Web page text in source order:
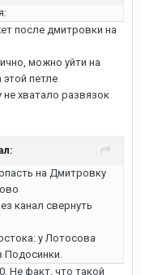
после дмитровки на
можно уйти на
этой петле
не хватало развязок
на Дмитровку
канал свернуть
у Лотосова
Подосинки.
Не факт, что такой